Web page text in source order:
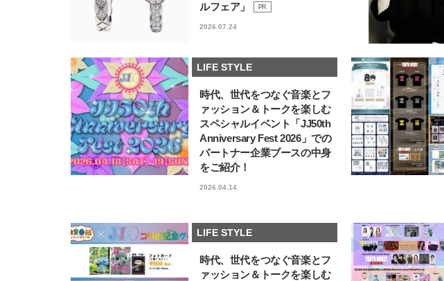
ルフェア」
PR
2026.07.24
LIFE STYLE
時代、世代をつなぐ音楽とフ
ァッション＆トークを楽しむ
スペシャルイベント「JJ50th
Anniversary Fest 2026」での
パートナー企業ブースの中身
をご紹介！
2026.04.14
LIFE STYLE
時代、世代をつなぐ音楽とフ
ァッション＆トークを楽しむ
い“オールインワン”アイテム〈ビ
ューティ＆ファッション夏の必需
て？】自称“コスメオタク見習
い”のポーチの中身、拝見しま
【J’s Picks】J-GIRL早坂萌香の
徹底した日焼けケア！ でも、いち
ばん大切なのは…〈ビューティ＆
ファッション夏の必需品〉
2026.07.24
BEAUTY